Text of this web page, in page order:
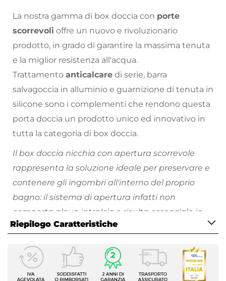
La nostra gamma di box doccia con porte
scorrevoli offre un nuovo e rivoluzionario
prodotto, in grado di garantire la massima tenuta
e la miglior resistenza all'acqua.
Trattamento anticalcare di serie, barra
salvagoccia in alluminio e guarnizione di tenuta in
silicone sono i complementi che rendono questa
porta doccia un prodotto unico ed innovativo in
tutta la categoria di box doccia.
Il box doccia nicchia con apertura scorrevole
rappresenta la soluzione ideale per preservare e
contenere gli ingombri all'interno del proprio
bagno: il sistema di apertura infatti non
comporta alcun intralcio e risulta essenziale in
corrispondenza di sanitari o mobili da bagno,
efficiente.
L'impiego di innovativi processi di lavorazione ha
Riepilogo Caratteristiche
Caratteristiche
Serie
Helios